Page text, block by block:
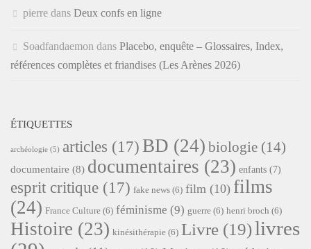
pierre dans Deux confs en ligne
Soadfandaemon dans Placebo, enquête – Glossaires, Index,
références complètes et friandises (Les Arènes 2026)
ÉTIQUETTES
archéologie (5) articles (17) BD (24) biologie (14)
documentaire (8) documentaires (23) enfants (7)
esprit critique (17) fake news (6) film (10) films
(24) France Culture (6) féminisme (9) guerre (6) henri broch (6)
Histoire (23) kinésithérapie (6) Livre (19)livres